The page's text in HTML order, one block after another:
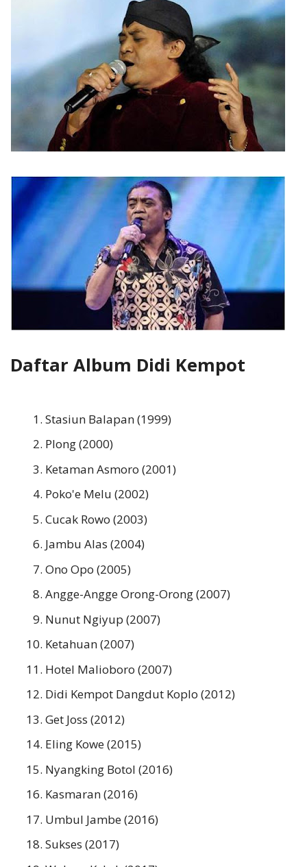
Daftar Album Didi Kempot
Stasiun Balapan (1999)
Plong (2000)
Ketaman Asmoro (2001)
Poko'e Melu (2002)
Cucak Rowo (2003)
Jambu Alas (2004)
Ono Opo (2005)
Angge-Angge Orong-Orong (2007)
Nunut Ngiyup (2007)
Ketahuan (2007)
Hotel Malioboro (2007)
Didi Kempot Dangdut Koplo (2012)
Get Joss (2012)
Eling Kowe (2015)
Nyangking Botol (2016)
Kasmaran (2016)
Umbul Jambe (2016)
Sukses (2017)